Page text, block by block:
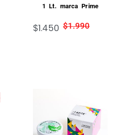
1 Lt. marca Prime
$1.990
$1.450